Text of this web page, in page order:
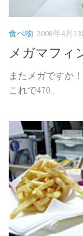
食べ物 2008年4月13
メガマフィ
またメガですか
これで470...